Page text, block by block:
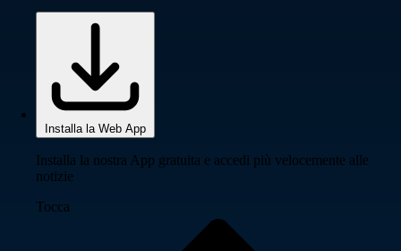
Installa la Web App
Installa la nostra App gratuita e accedi più velocemente alle
notizie
Tocca